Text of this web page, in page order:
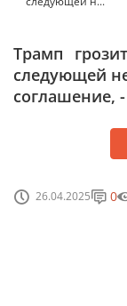
Трамп
следующей
соглашение,
26.04.2025 0